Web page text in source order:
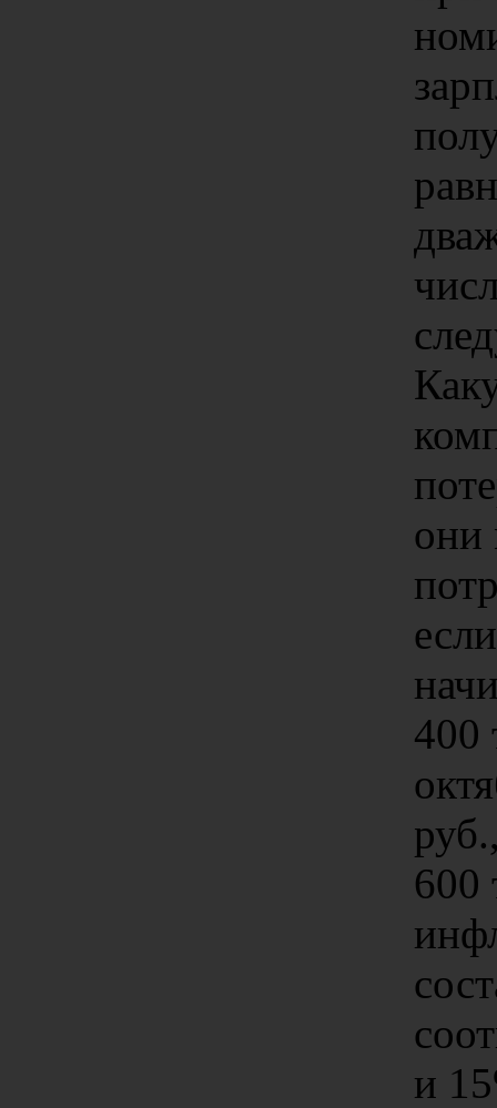
они
400
600
и